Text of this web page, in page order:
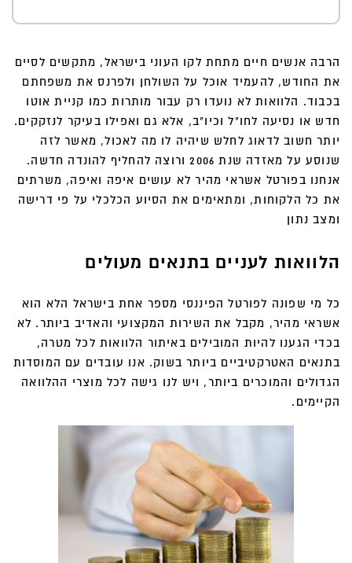
הרבה אנשים חיים מתחת לקו העוני בישראל, מתקשים לסיים
את החודש, להעמיד אוכל על השולחן ולפרנס את משפחתם
בכבוד. הלוואות לא נועדו רק עבור מותרות כמו קניית אוטו
חדש או נסיעה לחו"ל וכיו"ב, אלא גם ואפילו בעיקר לנזקקים.
יותר חשוב לדאוג לחלש שיהיה לו מה לאכול, מאשר לזה
שנוסע על מאזדה שנת 2006 ורוצה להחליף להונדה חדשה.
אנחנו בפורטל אשראי מהיר לא עושים איפה ואיפה, משרתים
את כל הלקוחות, ומתאימים את הסיוע הכלכלי על פי דרישה
ומצב נתון
הלוואות לעניים בתנאים מעולים
כל מי שפונה לפורטל הפיננסי מספר אחת בישראל הלא הוא
אשראי מהיר, מקבל את השירות המקצועי והאדיב ביותר. לא
בכדי הגענו להיות המובילים באיתור הלוואות לכל מטרה,
בתנאים האטרקטיביים ביותר בשוק. אנו עובדים עם המוסדות
הגדולים והמוכרים ביותר, ויש לנו גישה לכל מוצרי ההלוואה
הקיימים.